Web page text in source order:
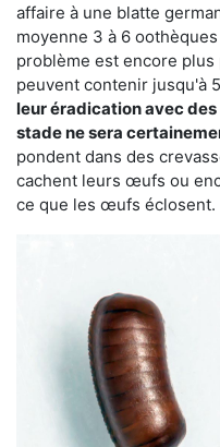
affaire à une blatte
moyenne 3 à 6
problème est encore
peuvent contenir jusqu'à
leur éradication avec
stade ne sera
pondent dans des
cachent leurs œufs ou
ce que les œufs éclosent.